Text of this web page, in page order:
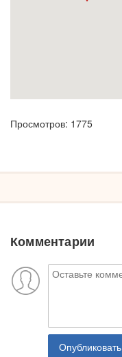
Просмотров: 1775
Комментарии
Опубликовать